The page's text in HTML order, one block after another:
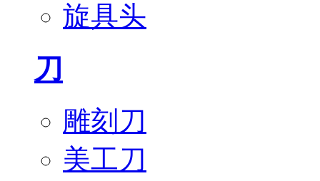
旋具头
刀
雕刻刀
美工刀